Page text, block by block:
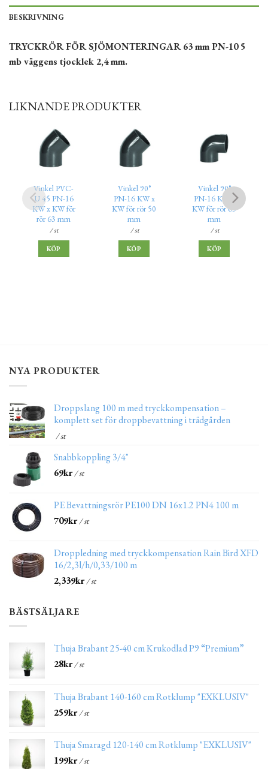
BESKRIVNING
TRYCKRÖR ​​FÖR SJÖMONTERINGAR 63 mm PN-10 5
mb väggens tjocklek 2,4 mm.
LIKNANDE PRODUKTER
Vinkel PVC-
U 45 PN-16
KW x KW för
rör 63 mm
/ st
KÖP
Vinkel 90°
PN-16 KW x
KW för rör 50
mm
/ st
KÖP
Vinkel 90°
PN-16 KW x
KW för rör 63
mm
/ st
KÖP
NYA PRODUKTER
Droppslang 100 m med tryckkompensation –
komplett set för droppbevattning i trädgården
/ st
Snabbkoppling 3/4"
69kr/ st
PE Bevattningsrör PE100 DN 16x1.2 PN4 100 m
709kr/ st
Droppledning med tryckkompensation Rain Bird XFD
16/2,3l/h/0,33/100 m
2,339kr/ st
BÄSTSÄLJARE
Thuja Brabant 25-40 cm Krukodlad P9 “Premium”
28kr/ st
Thuja Brabant 140-160 cm Rotklump "EXKLUSIV"
259kr/ st
Thuja Smaragd 120-140 cm Rotklump "EXKLUSIV"
199kr/ st